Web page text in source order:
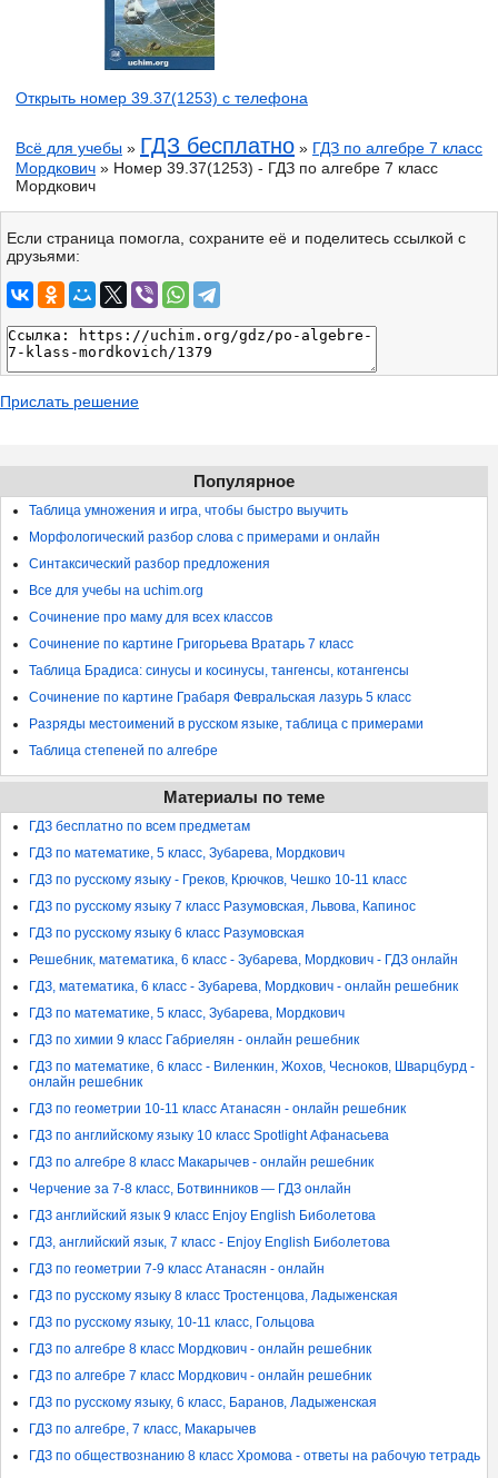
Открыть номер 39.37(1253) с телефона
Всё для учебы » ГДЗ бесплатно » ГДЗ по алгебре 7 класс
Мордкович » Номер 39.37(1253) - ГДЗ по алгебре 7 класс
Мордкович
Если страница помогла, сохраните её и поделитесь ссылкой с
друзьями:
Прислать решение
Популярное
Таблица умножения и игра, чтобы быстро выучить
Морфологический разбор слова с примерами и онлайн
Синтаксический разбор предложения
Все для учебы на uchim.org
Сочинение про маму для всех классов
Сочинение по картине Григорьева Вратарь 7 класс
Таблица Брадиса: синусы и косинусы, тангенсы, котангенсы
Сочинение по картине Грабаря Февральская лазурь 5 класс
Разряды местоимений в русском языке, таблица с примерами
Таблица степеней по алгебре
Материалы по теме
ГДЗ бесплатно по всем предметам
ГДЗ по математике, 5 класс, Зубарева, Мордкович
ГДЗ по русскому языку - Греков, Крючков, Чешко 10-11 класс
ГДЗ по русскому языку 7 класс Разумовская, Львова, Капинос
ГДЗ по русскому языку 6 класс Разумовская
Решебник, математика, 6 класс - Зубарева, Мордкович - ГДЗ онлайн
ГДЗ, математика, 6 класс - Зубарева, Мордкович - онлайн решебник
ГДЗ по математике, 5 класс, Зубарева, Мордкович
ГДЗ по химии 9 класс Габриелян - онлайн решебник
ГДЗ по математике, 6 класс - Виленкин, Жохов, Чесноков, Шварцбурд -
онлайн решебник
ГДЗ по геометрии 10-11 класс Атанасян - онлайн решебник
ГДЗ по английскому языку 10 класс Spotlight Афанасьева
ГДЗ по алгебре 8 класс Макарычев - онлайн решебник
Черчение за 7-8 класс, Ботвинников — ГДЗ онлайн
ГДЗ английский язык 9 класс Enjoy English Биболетова
ГДЗ, английский язык, 7 класс - Enjoy English Биболетова
ГДЗ по геометрии 7-9 класс Атанасян - онлайн
ГДЗ по русскому языку 8 класс Тростенцова, Ладыженская
ГДЗ по русскому языку, 10-11 класс, Гольцова
ГДЗ по алгебре 8 класс Мордкович - онлайн решебник
ГДЗ по алгебре 7 класс Мордкович - онлайн решебник
ГДЗ по русскому языку, 6 класс, Баранов, Ладыженская
ГДЗ по алгебре, 7 класс, Макарычев
ГДЗ по обществознанию 8 класс Хромова - ответы на рабочую тетрадь